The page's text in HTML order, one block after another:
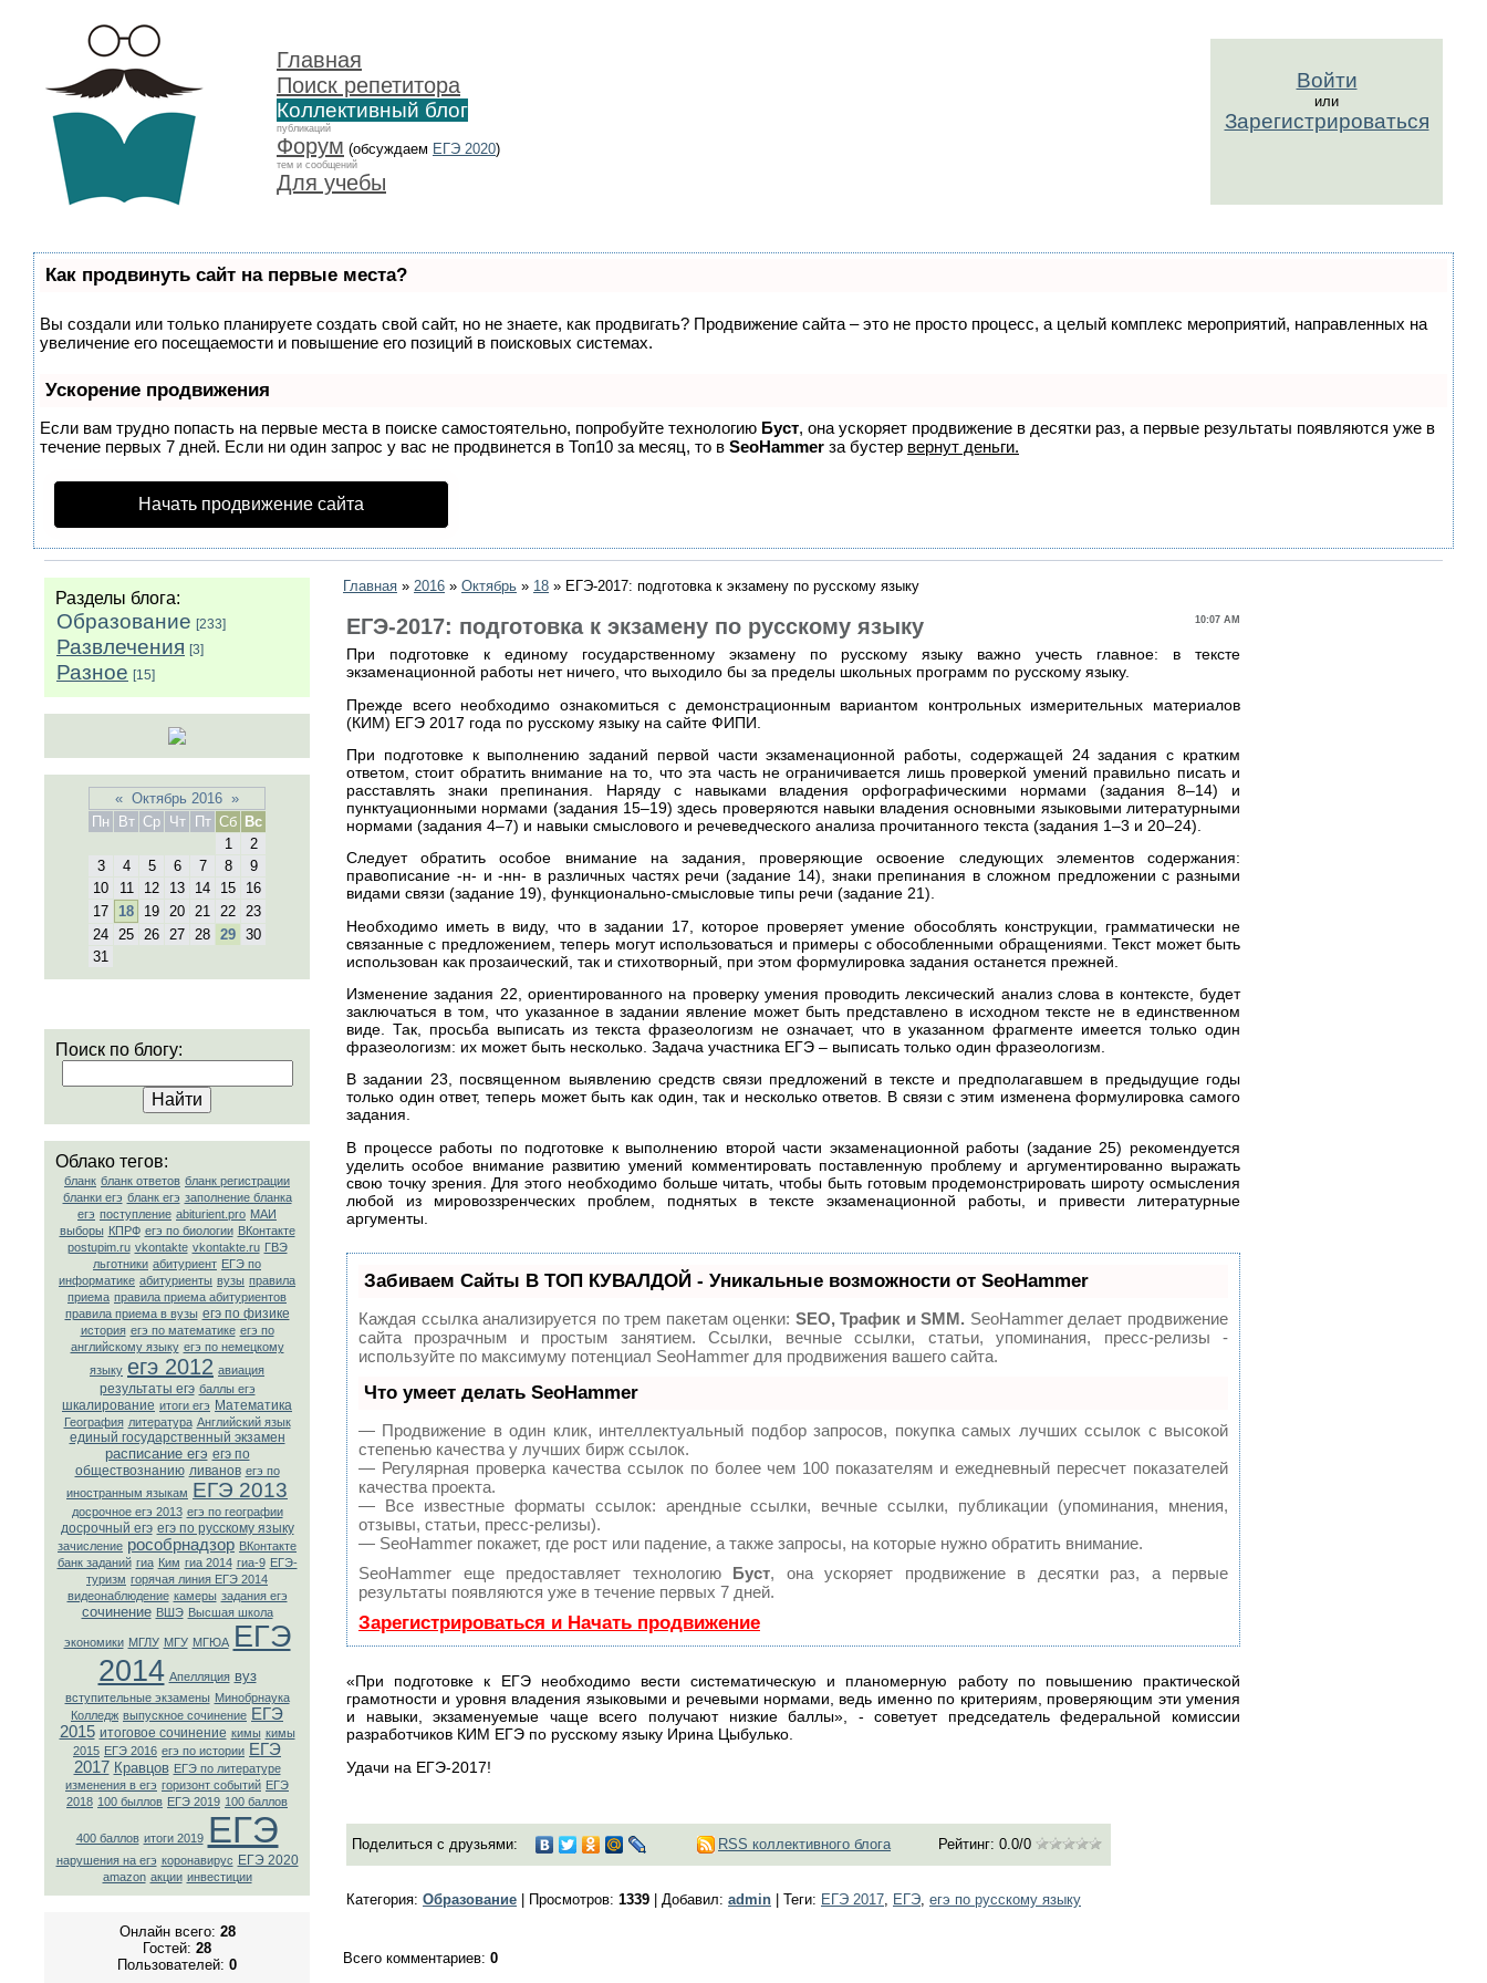
Главная
Поиск репетитора
Коллективный блог
публикаций
Форум (обсуждаем ЕГЭ 2020)
тем и сообщений
Для учебы
Войти
или
Зарегистрироваться
Как продвинуть сайт на первые места?
Вы создали или только планируете создать свой сайт, но не знаете, как продвигать? Продвижение сайта – это не просто процесс, а целый комплекс мероприятий, направленных на
увеличение его посещаемости и повышение его позиций в поисковых системах.
Ускорение продвижения
Если вам трудно попасть на первые места в поиске самостоятельно, попробуйте технологию Буст, она ускоряет продвижение в десятки раз, а первые результаты появляются уже в
течение первых 7 дней. Если ни один запрос у вас не продвинется в Топ10 за месяц, то в SeoHammer за бустер вернут деньги.
Начать продвижение сайта
Разделы блога:
Образование [233]
Развлечения [3]
Разное [15]
« Октябрь 2016 »
Пн
Вт Ср Чт Пт Сб Вс
1
2
3
4 5 6 7 8
9
10
11 12 13 14 15
16
17 18 19 20 21 22 23
24 25 26 27 28 29 30
31
Поиск по блогу:
Облако тегов:
бланк бланк ответов бланк регистрации
бланки егэ бланк егэ заполнение бланка
егэ поступление abiturient.pro МАИ
выборы КПРФ егэ по биологии ВКонтакте
postupim.ru vkontakte vkontakte.ru ГВЭ
льготники абитуриент ЕГЭ по
информатике абитуриенты вузы правила
приема правила приема абитуриентов
правила приема в вузы егэ по физике
история егэ по математике егэ по
английскому языку егэ по немецкому
языку егэ 2012 авиация
результаты егэ баллы егэ
шкалирование итоги егэ Математика
География литература Английский язык
единый государственный экзамен
расписание егэ егэ по
обществознанию ливанов егэ по
иностранным языкам ЕГЭ 2013
досрочное егэ 2013 егэ по географии
досрочный егэ егэ по русскому языку
зачисление рособрнадзор ВКонтaкте
банк заданий гиа Ким гиа 2014 гиа-9 ЕГЭ-
туризм горячая линия ЕГЭ 2014
видеонаблюдение камеры задания егэ
сочинение ВШЭ Высшая школа
экономики МГЛУ МГУ МГЮА ЕГЭ
2014 Апелляция вуз
вступительные экзамены Минобрнаука
Колледж выпускное сочинение ЕГЭ
2015 итоговое сочинение кимы кимы
2015 ЕГЭ 2016 егэ по истории ЕГЭ
2017 Кравцов ЕГЭ по литературе
изменения в егэ горизонт событий ЕГЭ
2018 100 быллов ЕГЭ 2019 100 баллов
400 баллов итоги 2019 ЕГЭ
нарушения на егэ коронавирус ЕГЭ 2020
amazon акции инвестиции
Онлайн всего: 28
Гостей: 28
Пользователей: 0
Главная » 2016 » Октябрь » 18 » ЕГЭ-2017: подготовка к экзамену по русскому языку
10:07 AM
ЕГЭ-2017: подготовка к экзамену по русскому языку
При подготовке к единому государственному экзамену по русскому языку важно учесть главное: в тексте
экзаменационной работы нет ничего, что выходило бы за пределы школьных программ по русскому языку.
Прежде всего необходимо ознакомиться с демонстрационным вариантом контрольных измерительных материалов
(КИМ) ЕГЭ 2017 года по русскому языку на сайте ФИПИ.
При подготовке к выполнению заданий первой части экзаменационной работы, содержащей 24 задания с кратким
ответом, стоит обратить внимание на то, что эта часть не ограничивается лишь проверкой умений правильно писать и
расставлять знаки препинания. Наряду с навыками владения орфографическими нормами (задания 8–14) и
пунктуационными нормами (задания 15–19) здесь проверяются навыки владения основными языковыми литературными
нормами (задания 4–7) и навыки смыслового и речеведческого анализа прочитанного текста (задания 1–3 и 20–24).
Следует обратить особое внимание на задания, проверяющие освоение следующих элементов содержания:
правописание -н- и -нн- в различных частях речи (задание 14), знаки препинания в сложном предложении с разными
видами связи (задание 19), функционально-смысловые типы речи (задание 21).
Необходимо иметь в виду, что в задании 17, которое проверяет умение обособлять конструкции, грамматически не
связанные с предложением, теперь могут использоваться и примеры с обособленными обращениями. Текст может быть
использован как прозаический, так и стихотворный, при этом формулировка задания останется прежней.
Изменение задания 22, ориентированного на проверку умения проводить лексический анализ слова в контексте, будет
заключаться в том, что указанное в задании явление может быть представлено в исходном тексте не в единственном
виде. Так, просьба выписать из текста фразеологизм не означает, что в указанном фрагменте имеется только один
фразеологизм: их может быть несколько. Задача участника ЕГЭ – выписать только один фразеологизм.
В задании 23, посвященном выявлению средств связи предложений в тексте и предполагавшем в предыдущие годы
только один ответ, теперь может быть как один, так и несколько ответов. В связи с этим изменена формулировка самого
задания.
В процессе работы по подготовке к выполнению второй части экзаменационной работы (задание 25) рекомендуется
уделить особое внимание развитию умений комментировать поставленную проблему и аргументированно выражать
свою точку зрения. Для этого необходимо больше читать, чтобы быть готовым продемонстрировать широту осмысления
любой из мировоззренческих проблем, поднятых в тексте экзаменационной работы, и привести литературные
аргументы.
Забиваем Сайты В ТОП КУВАЛДОЙ - Уникальные возможности от SeoHammer
Каждая ссылка анализируется по трем пакетам оценки: SEO, Трафик и SMM. SeoHammer делает продвижение
сайта прозрачным и простым занятием. Ссылки, вечные ссылки, статьи, упоминания, пресс-релизы -
используйте по максимуму потенциал SeoHammer для продвижения вашего сайта.
Что умеет делать SeoHammer
— Продвижение в один клик, интеллектуальный подбор запросов, покупка самых лучших ссылок с высокой
степенью качества у лучших бирж ссылок.
— Регулярная проверка качества ссылок по более чем 100 показателям и ежедневный пересчет показателей
качества проекта.
— Все известные форматы ссылок: арендные ссылки, вечные ссылки, публикации (упоминания, мнения,
отзывы, статьи, пресс-релизы).
— SeoHammer покажет, где рост или падение, а также запросы, на которые нужно обратить внимание.
SeoHammer еще предоставляет технологию Буст, она ускоряет продвижение в десятки раз, а первые
результаты появляются уже в течение первых 7 дней.
Зарегистрироваться и Начать продвижение
«При подготовке к ЕГЭ необходимо вести систематическую и планомерную работу по повышению практической
грамотности и уровня владения языковыми и речевыми нормами, ведь именно по критериям, проверяющим эти умения
и навыки, экзаменуемые чаще всего получают низкие баллы», - советует председатель федеральной комиссии
разработчиков КИМ ЕГЭ по русскому языку Ирина Цыбулько.
Удачи на ЕГЭ-2017!
Поделиться с друзьями: RSS коллективного блога Рейтинг: 0.0/0
Категория: Образование Просмотров: 1339 Добавил: admin Теги: ЕГЭ 2017, ЕГЭ, егэ по русскому языку
Всего комментариев: 0